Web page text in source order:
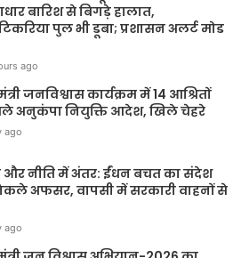
बारिश से बिगड़े हालात,
पुल भी डूबा; प्रशासन अलर्ट मोड
ago
जनविश्वास कार्यक्रम में 14 आश्रितों
अनुकंपा नियुक्ति आदेश, खिले चेहरे
ago
और नीति में अंतर: ईंधन बचत का संदेश
अफसर, वापसी में सरकारी वाहनों से
ago